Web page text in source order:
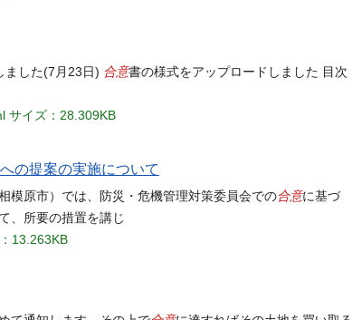
ました(7月23日) 合意書の様式をアップロードしました 目次
サイズ：28.309KB
の提案の実施について
模原市）では、防災・危機管理対策委員会での合意に基づ
、所要の措置を講じ
13.263KB